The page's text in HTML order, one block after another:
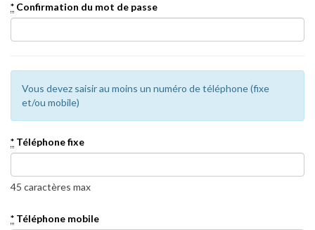
* Confirmation du mot de passe
Vous devez saisir au moins un numéro de téléphone (fixe
et/ou mobile)
* Téléphone fixe
45 caractères max
* Téléphone mobile